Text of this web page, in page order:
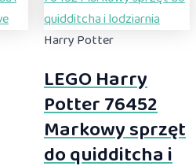
Harry Potter
LEGO Harry
Potter 76452
Markowy sprzęt
do quidditcha i